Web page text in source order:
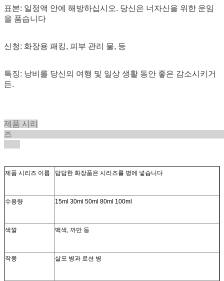
표본: 일정액 안에 해방하십시오. 당신은 너자신을 위한 운임
을 품습니다
신청: 화장용 패킹, 피부 관리 물, 등
특징: 낭비를 당신의 여행 및 일상 생활 동안 좋은 감소시키거
든.
제품 시리
제품 시리즈 이름 답답한 화장품은 시리즈를 병에 넣습니다
수용량 15ml 30ml 50ml 80ml 100ml
색깔 백색, 까만 등
작풍 살포 병과 로션 병